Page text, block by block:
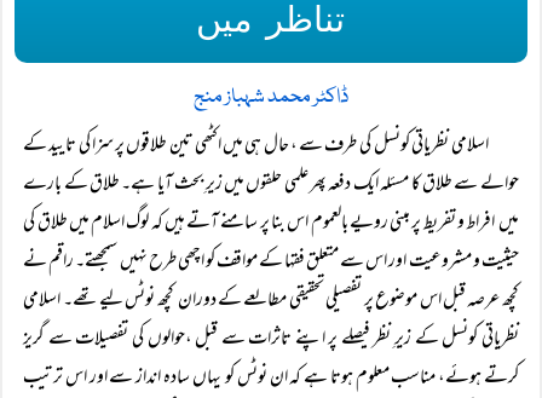
تناظر میں
ڈاکٹر محمد شہباز منج
اسلامی نظریاتی کونسل کی طرف سے ، حال ہی میں اکٹھی تین طلاقوں پر سزا کی تایید کے
حوالے سے طلاق کا مسئلہ ایک دفعہ پھر علمی حلقوں میں زیرِ بحث آیا ہے۔ طلاق کے بارے
میں افراط و تفریط پر مبنی رویے بالعموم اس بنا پر سامنے آتے ہیں کہ لوگ اسلام میں طلاق کی
حیثیت و مشروعیت اور اس سے متعلق فقہا کے مواقف کو اچھی طرح نہیں سمجھتے۔ راقم نے
کچھ عرصہ قبل اس موضوع پر تفصیلی تحقیقی مطالعے کے دوران کچھ نوٹس لیے تھے۔ اسلامی
نظریاتی کونسل کے زیرِ نظر فیصلے پر اپنے تاثرات سے قبل ،حوالوں کی تفصیلات سے گریز
کرتے ہوئے، مناسب معلوم ہوتا ہے کہ ان نوٹس کو یہاں سادہ انداز سے اور اس ترتیب